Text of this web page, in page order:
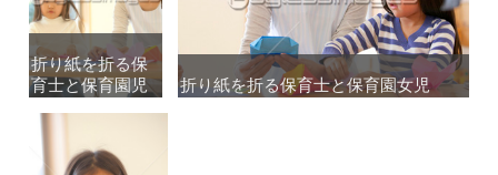
折り紙を折る保
育士と保育園児
折り紙を折る保
育士と保育園児
折り紙を折る保育士と保育園女児
折り紙を折る保育士と保育園女児